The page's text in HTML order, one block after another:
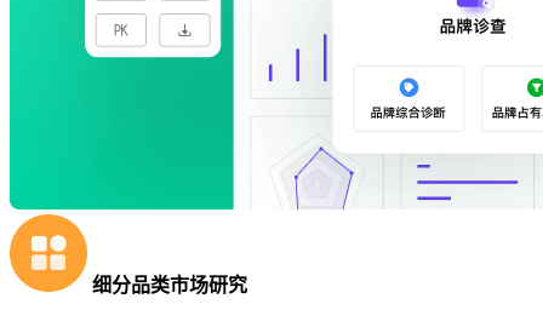
细分品类市场研究